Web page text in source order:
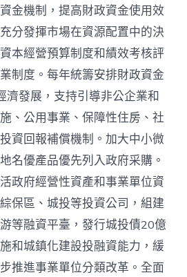
金機制，提高財政資金使用效
分發揮市場在資源配置中的決
本經營預算制度和績效考核評
制度。每年統籌安排財政資金
濟發展，支持引導非公企業和
、公用事業、保障性住房、社
資回報補償機制。加大中小微
名優產品優先列入政府采購。
政府經營性資產和事業單位資
保區、城投等投資公司，組建
等融資平臺，發行城投債20億
和城鎮化建設投融資能力，緩
推進事業單位分類改革。全面